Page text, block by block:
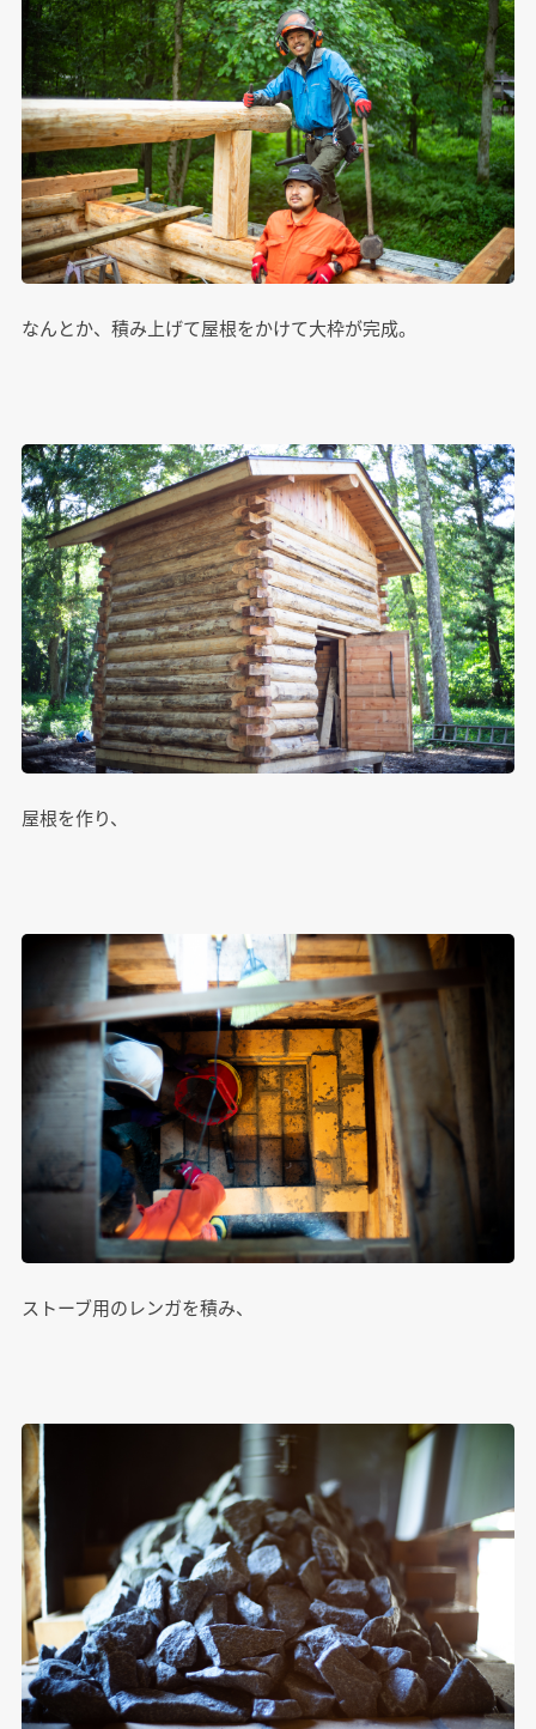
なんとか、積み上げて屋根をかけて大枠が完成。
屋根を作り、
ストーブ用のレンガを積み、